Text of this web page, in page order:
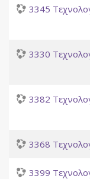
3345
3330
3382
3368
3399